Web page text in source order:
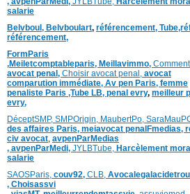
salarie
Belvboul, Belvboulart, référencement,
référencement,
FormParis
,Meiletcomptableparis, Meillavimmo, Comment
avocat penal, Choisir avocat penal, avocat
comparution immédiate, Av pen Paris, femme
penaliste Paris ,Tube LB, penal evry, meilleur
evry,
DéceptSMP, SMPOrigin, MaubertPo,
des affaires Paris, meiavocat penalFmedias,
civ avocat avpenParMedias
, avpenParMedi, JYLBTube, Harcèlement
salarie
SAOSParis, couv92, CLB,
, Choisassvi